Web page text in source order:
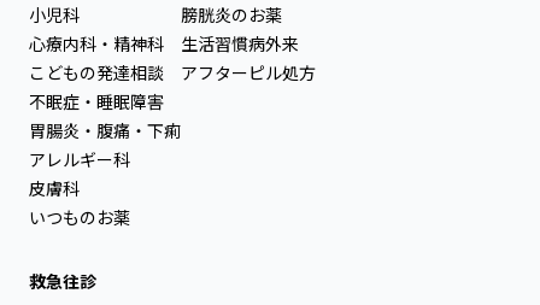
小児科
心療内科・精神科
こどもの発達相談
不眠症・睡眠障害
胃腸炎・腹痛・下痢
アレルギー科
皮膚科
いつものお薬
膀胱炎のお薬
生活習慣病外来
アフターピル処方
救急往診